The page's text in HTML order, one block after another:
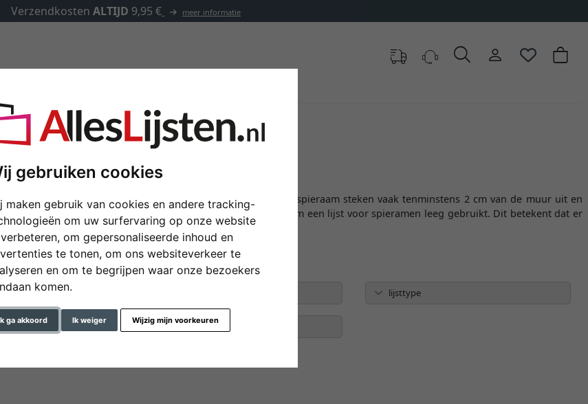
gebruiken cookies
maken gebruik van cookies en andere tracking-
om uw surfervaring op onze website
om gepersonaliseerde inhoud en
te tonen, om ons websiteverkeer te
en om te begrijpen waar onze bezoekers
komen.
ga akkoord Ik weiger Wijzig mijn voorkeuren
✓500.000 artikelen om uit te kiezen
Lijsten voor spieramen
tweedimensionale afbeeldingen en kunstwerken. De spieraam steken vaak tenminstens 2 cm van de muur uit en
zijn en bij voorkeur niet te zwaar. In de regel wordt daarom een lijst voor spieramen leeg gebruikt. Dit betekent dat er
lijsttype
profielbreedte